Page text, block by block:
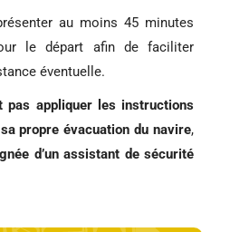
au moins 45 minutes
le départ afin de faciliter
éventuelle.
pas appliquer les instructions
propre évacuation du navire,
d’un assistant de sécurité